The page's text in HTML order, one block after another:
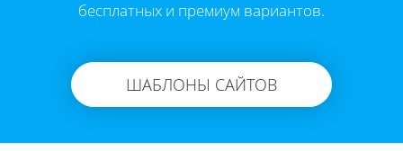
бесплатных и премиум вариантов.
ШАБЛОНЫ САЙТОВ